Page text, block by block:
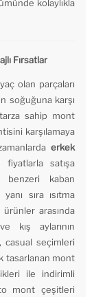
kolaylıkla
Fırsatlar
olan parçaları
soğuğuna karşı
sahip mont
karşılamaya
erkek
fiyatlarla satışa
benzeri kaban
sıra ısıtma
arasında
kış aylarının
casual seçimleri
tasarlanan mont
ile indirimli
mont çeşitleri